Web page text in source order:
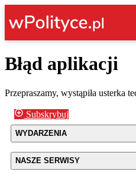
Błąd aplikacji
Przepraszamy, wystąpiła usterka
Subskrybuj
WYDARZENIA
NASZE SERWISY